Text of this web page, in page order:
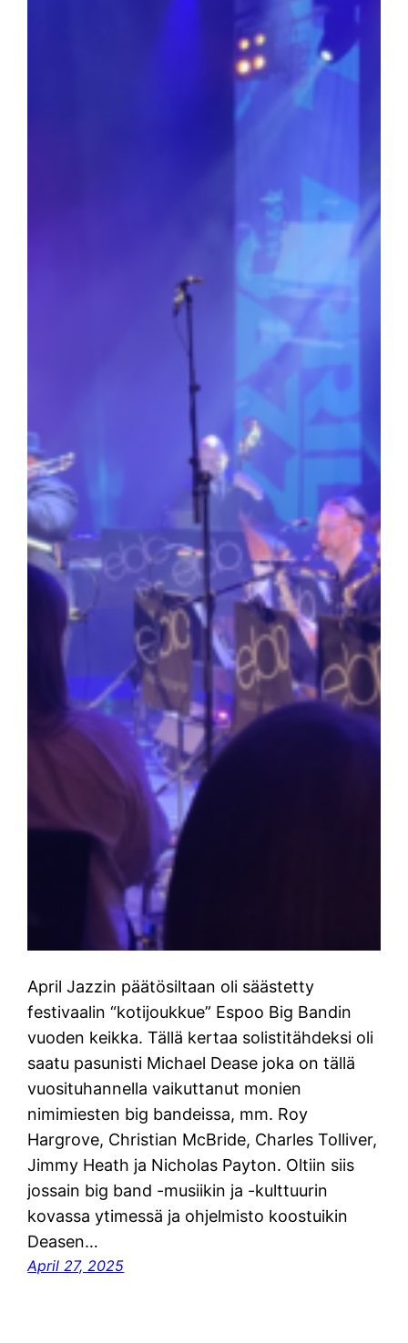
April Jazzin päätösiltaan oli säästetty
festivaalin “kotijoukkue” Espoo Big Bandin
vuoden keikka. Tällä kertaa solistitähdeksi oli
saatu pasunisti Michael Dease joka on tällä
vuosituhannella vaikuttanut monien
nimimiesten big bandeissa, mm. Roy
Hargrove, Christian McBride, Charles Tolliver,
Jimmy Heath ja Nicholas Payton. Oltiin siis
jossain big band -musiikin ja -kulttuurin
kovassa ytimessä ja ohjelmisto koostuikin
Deasen…
April 27, 2025